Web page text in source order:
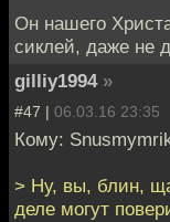
Он нашего
сиклей, даже не
gilliy1994 »
#47 | 06.03.16 23:35
Кому:
> Ну, вы, блин,
деле могут